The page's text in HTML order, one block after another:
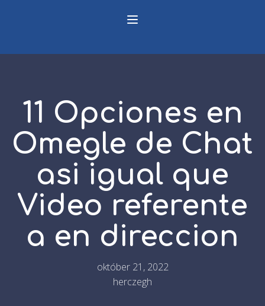
11 Opciones en
Omegle de Chat
asi­ igual que
Video referente
a en direccion
október 21, 2022
herczegh